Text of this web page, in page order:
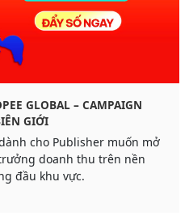
GLOBAL – CAMPAIGN
GIỚI
cho Publisher muốn mở
doanh thu trên nền
đầu khu vực.